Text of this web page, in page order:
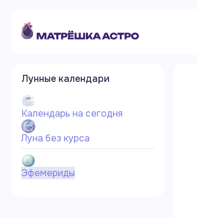
Лунные календари
Календарь на сегодня
Луна без курса
Эфемериды